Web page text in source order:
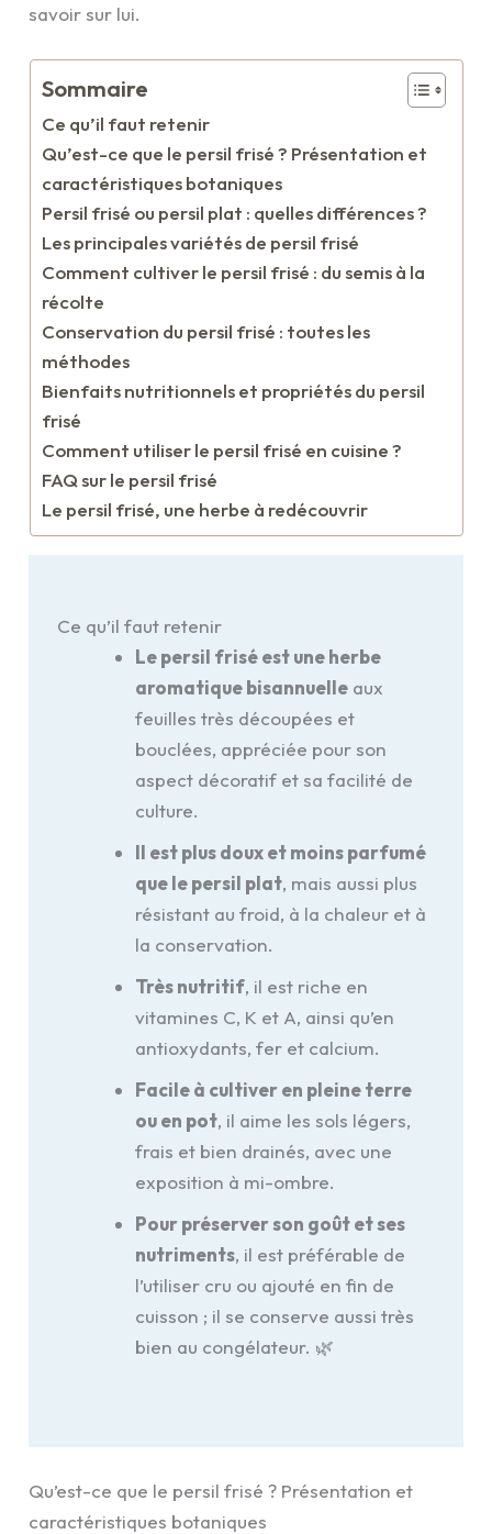
savoir sur lui.
Sommaire
Ce qu’il faut retenir
Qu’est-ce que le persil frisé ? Présentation et
caractéristiques botaniques
Persil frisé ou persil plat : quelles différences ?
Les principales variétés de persil frisé
Comment cultiver le persil frisé : du semis à la
récolte
Conservation du persil frisé : toutes les
méthodes
Bienfaits nutritionnels et propriétés du persil
frisé
Comment utiliser le persil frisé en cuisine ?
FAQ sur le persil frisé
Le persil frisé, une herbe à redécouvrir
Ce qu’il faut retenir
Le persil frisé est une herbe
aromatique bisannuelleaux
feuilles très découpées et
bouclées, appréciée pour son
aspect décoratif et sa facilité de
culture.
Il est plus doux et moins parfumé
que le persil plat, mais aussi plus
résistant au froid, à la chaleur et à
la conservation.
Très nutritif, il est riche en
vitamines C, K et A, ainsi qu’en
antioxydants, fer et calcium.
Facile à cultiver en pleine terre
ou en pot, il aime les sols légers,
frais et bien drainés, avec une
exposition à mi-ombre.
Pour préserver son goût et ses
nutriments, il est préférable de
l’utiliser cru ou ajouté en fin de
cuisson ; il se conserve aussi très
bien au congélateur. 🌿
Qu’est-ce que le persil frisé ? Présentation et
caractéristiques botaniques